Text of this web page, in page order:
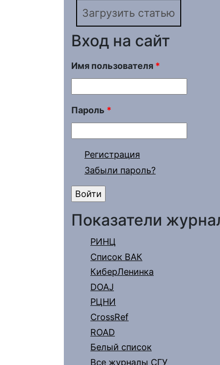
Загрузить статью
Вход на сайт
Имя пользователя *
Пароль *
Регистрация
Забыли пароль?
Показатели
РИНЦ
Список ВАК
КиберЛенинка
DOAJ
РЦНИ
CrossRef
ROAD
Белый список
Все журналы СГУ